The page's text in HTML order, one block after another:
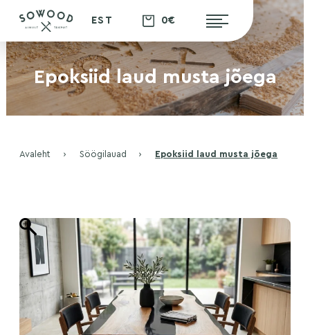
EST 0€
Epoksiid laud musta jõega
Avaleht › Söögilauad › Epoksiid laud musta jõega